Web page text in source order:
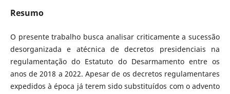
Resumo
O presente trabalho busca analisar criticamente a sucessão
desorganizada e atécnica de decretos presidenciais na
regulamentação do Estatuto do Desarmamento entre os
anos de 2018 a 2022. Apesar de os decretos regulamentares
expedidos à época já terem sido substituídos com o advento